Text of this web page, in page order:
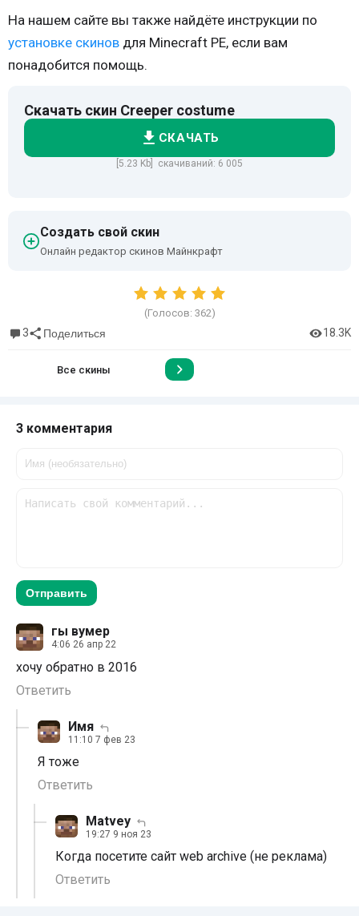
На нашем сайте вы также найдёте инструкции по
установке скинов для Minecraft PE, если вам
понадобится помощь.
Скачать скин Creeper costume
СКАЧАТЬ
[5.23 Kb] скачиваний: 6 005
Создать свой скин
Онлайн редактор скинов Майнкрафт
(Голосов: 362)
3 Поделиться 18.3K
Все скины
3 комментария
Отправить
гы вумер
4:06 26 апр 22
хочу обратно в 2016
Ответить
Имя
11:10 7 фев 23
Я тоже
Ответить
Matvey
19:27 9 ноя 23
Когда посетите сайт web archive (не реклама)
Ответить